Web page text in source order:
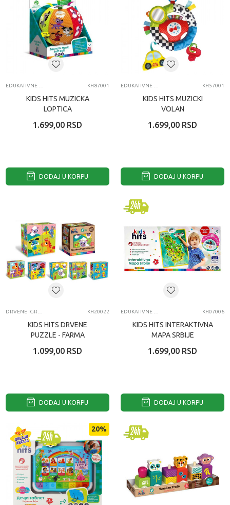
KH87001
KIDS HITS MUZICKA
LOPTICA
1.699,00 RSD
DODAJ U KORPU
KH57001
KIDS HITS MUZICKI
VOLAN
1.699,00 RSD
DODAJ U KORPU
KH20022
KIDS HITS DRVENE
PUZZLE - FARMA
1.099,00 RSD
DODAJ U KORPU
KH07006
KIDS HITS INTERAKTIVNA
MAPA SRBIJE
1.699,00 RSD
DODAJ U KORPU
20%